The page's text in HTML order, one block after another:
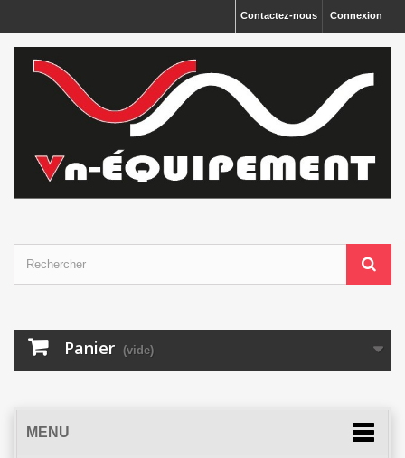
Connexion
Contactez-nous
Panier (vide)
MENU